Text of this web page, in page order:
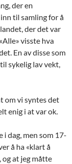
der en
til samling for å
der det var
visste hva
En av disse som
sykelig lav vekt,
om vi syntes det
enig i at var ok.
i dag, men som 17-
å ha «klart å
og at jeg måtte